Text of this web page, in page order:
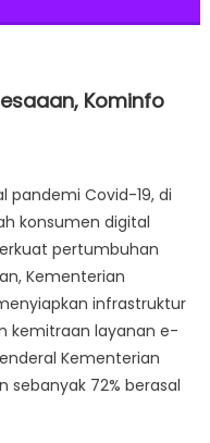
Kominfo
pandemi Covid-19, di
konsumen digital
pertumbuhan
Kementerian
infrastruktur
kemitraan layanan e-
Kementerian
sebanyak 72% berasal